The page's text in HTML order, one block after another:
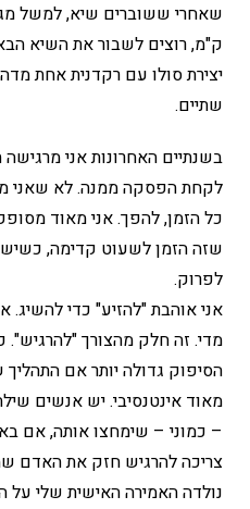
יצירת סולו עם רקדנית אחת
שתיים.
בשנתיים האחרונות אני
לקחת הפסקה ממנה. לא שאני
כל הזמן, להפך. אני מאוד
שזה הזמן לשעוט קדימה, כשיש
לפרוק.
אני אוהבת "להזיע" כדי
מדי. זה חלק מהצורך "להרגיש".
הסיפוק גדולה יותר אם
מאוד אינטנסיבי. יש אנשים
– כמוני – שימחצו אותה, אם
צריכה להרגיש חזק את האדם
נולדה האמירה האישית שלי על